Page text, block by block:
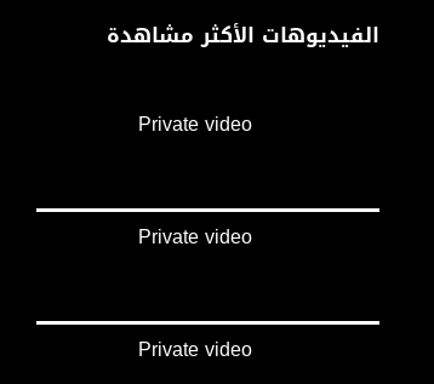
الفيديوهات الأكثر مشاهدة
Private video
Private video
Private video